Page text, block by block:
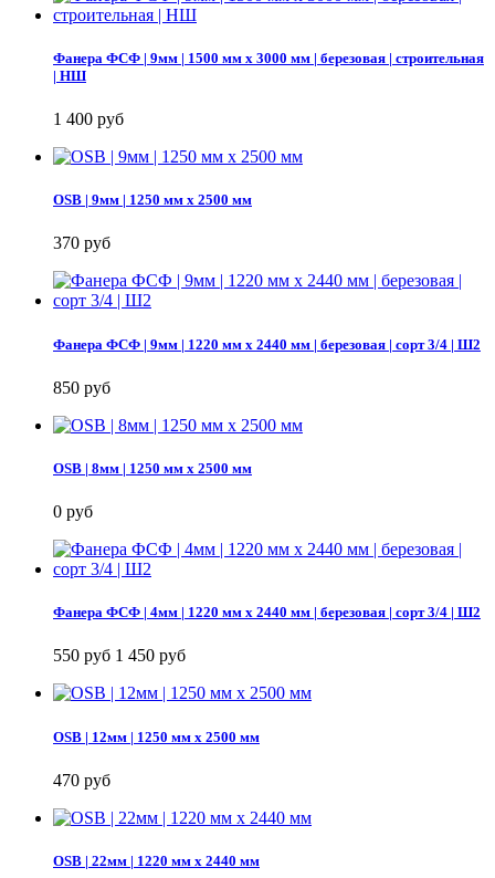
Фанера ФСФ | 9мм | 1500 мм х 3000 мм | березовая | строительная
| НШ
1 400 руб
OSB | 9мм | 1250 мм х 2500 мм
370 руб
Фанера ФСФ | 9мм | 1220 мм х 2440 мм | березовая | сорт 3/4 | Ш2
850 руб
OSB | 8мм | 1250 мм х 2500 мм
0 руб
Фанера ФСФ | 4мм | 1220 мм х 2440 мм | березовая | сорт 3/4 | Ш2
550 руб 1 450 руб
OSB | 12мм | 1250 мм х 2500 мм
470 руб
OSB | 22мм | 1220 мм х 2440 мм